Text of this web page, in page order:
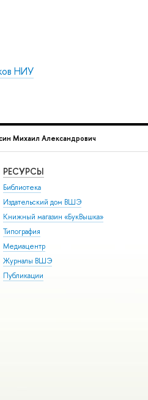
НИУ
Михаил Александрович
РЕСУРСЫ
Библиотека
Издательский дом ВШЭ
Книжный магазин «БукВышка»
Типография
Медиацентр
Журналы ВШЭ
Публикации